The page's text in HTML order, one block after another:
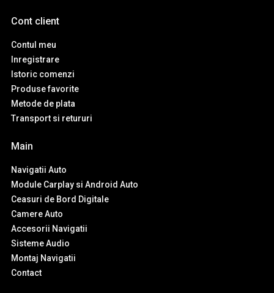
Cont client
Contul meu
Inregistrare
Istoric comenzi
Produse favorite
Metode de plata
Transport si retururi
Main
Navigatii Auto
Module Carplay si Android Auto
Ceasuri de Bord Digitale
Camere Auto
Accesorii Navigatii
Sisteme Audio
Montaj Navigatii
Contact